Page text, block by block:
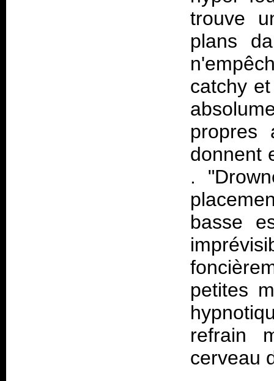
trouve
plans
catchy
propres
donnent
.
basse
petites
refrain